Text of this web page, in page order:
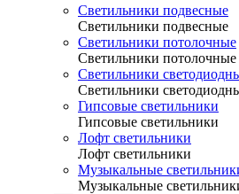
Светильники подвесные
Светильники подвесные
Светильники потолочные
Светильники потолочные
Светильники
Светильники
Гипсовые светильники
Гипсовые светильники
Лофт светильники
Лофт светильники
Музыкальные
Музыкальные